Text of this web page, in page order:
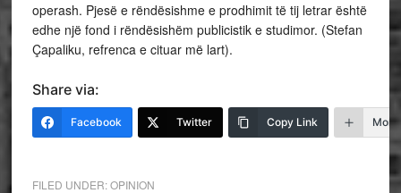
operash. Pjesë e rëndësishme e prodhimit të tij letrar është
edhe një fond i rëndësishëm publicistik e studimor. (Stefan
Çapaliku, refrenca e cituar më lart).
Share via:
Facebook Twitter Copy Link More
FILED UNDER:OPINION